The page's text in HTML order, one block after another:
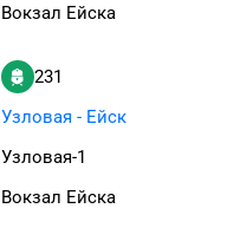
Вокзал Ейска
231
Узловая - Ейск
Узловая-1
Вокзал Ейска